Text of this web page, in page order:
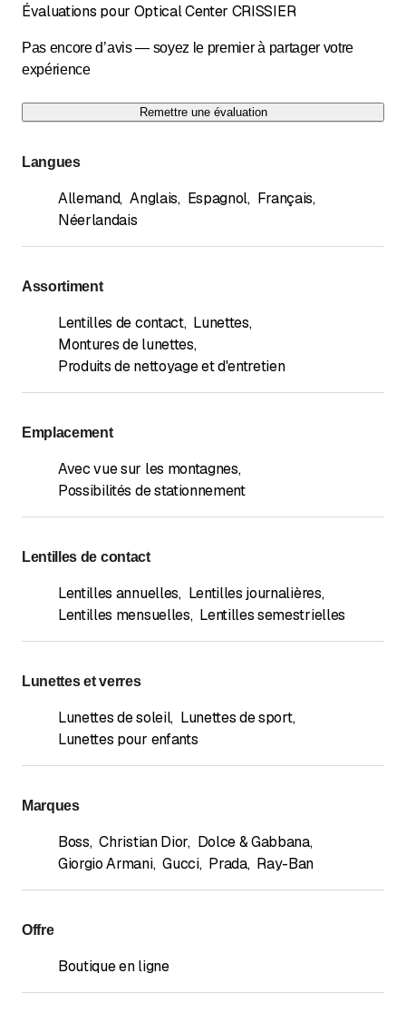
Évaluations pour Optical Center CRISSIER
Pas encore d’avis — soyez le premier à partager votre
expérience
Remettre une évaluation
Langues
Allemand, Anglais, Espagnol, Français,
Néerlandais
Assortiment
Lentilles de contact, Lunettes,
Montures de lunettes,
Produits de nettoyage et d'entretien
Emplacement
Avec vue sur les montagnes,
Possibilités de stationnement
Lentilles de contact
Lentilles annuelles, Lentilles journalières,
Lentilles mensuelles, Lentilles semestrielles
Lunettes et verres
Lunettes de soleil, Lunettes de sport,
Lunettes pour enfants
Marques
Boss, Christian Dior, Dolce & Gabbana,
Giorgio Armani, Gucci, Prada, Ray-Ban
Offre
Boutique en ligne